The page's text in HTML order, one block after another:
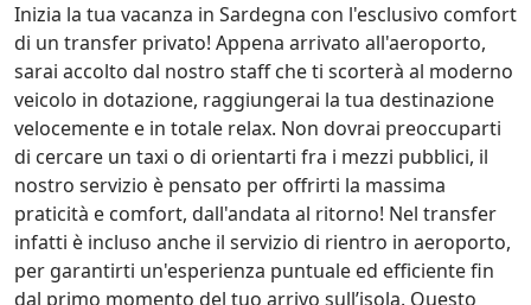
Inizia la tua vacanza in Sardegna con l'esclusivo comfort
di un transfer privato! Appena arrivato all'aeroporto,
sarai accolto dal nostro staff che ti scorterà al moderno
veicolo in dotazione, raggiungerai la tua destinazione
velocemente e in totale relax. Non dovrai preoccuparti
di cercare un taxi o di orientarti fra i mezzi pubblici, il
nostro servizio è pensato per offrirti la massima
praticità e comfort, dall'andata al ritorno! Nel transfer
infatti è incluso anche il servizio di rientro in aeroporto,
per garantirti un'esperienza puntuale ed efficiente fin
dal primo momento del tuo arrivo sull’isola. Questo